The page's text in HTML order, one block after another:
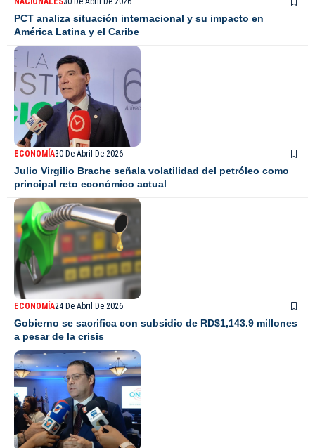
PCT analiza situación internacional y su impacto en
América Latina y el Caribe
ECONOMÍA30 De Abril De 2026
Julio Virgilio Brache señala volatilidad del petróleo como
principal reto económico actual
ECONOMÍA24 De Abril De 2026
Gobierno se sacrifica con subsidio de RD$1,143.9 millones
a pesar de la crisis